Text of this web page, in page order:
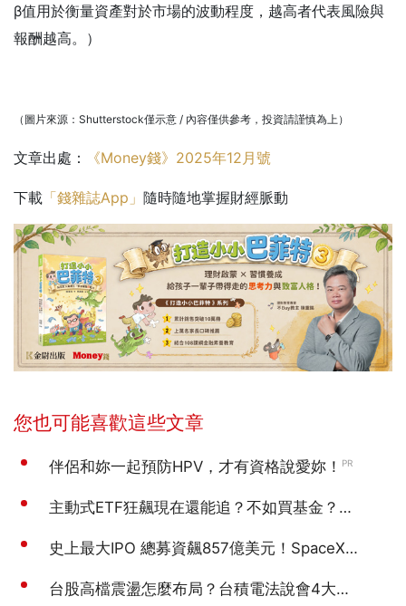
β值用於衡量資產對於市場的波動程度，越高者代表風險與
報酬越高。）
（圖片來源：Shutterstock僅示意 / 內容僅供參考，投資請謹慎為上）
文章出處： 《Money錢》2025年12月號
下載 「錢雜誌App」 隨時隨地掌握財經脈動